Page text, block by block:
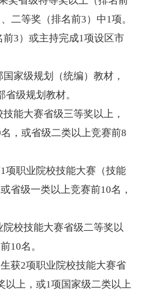
、二等奖（排名前3）中1项。
前3）或主持完成1项设区市
国家级规划（统编）教材，
省级规划教材。
能大赛省级三等奖以上，
名，或省级二类以上竞赛前8
1项职业院校技能大赛（技能
省级一类以上竞赛前10名，
院校技能大赛省级二等奖以
10名。
获2项职业院校技能大赛省
以上，或1项国家级二类以上